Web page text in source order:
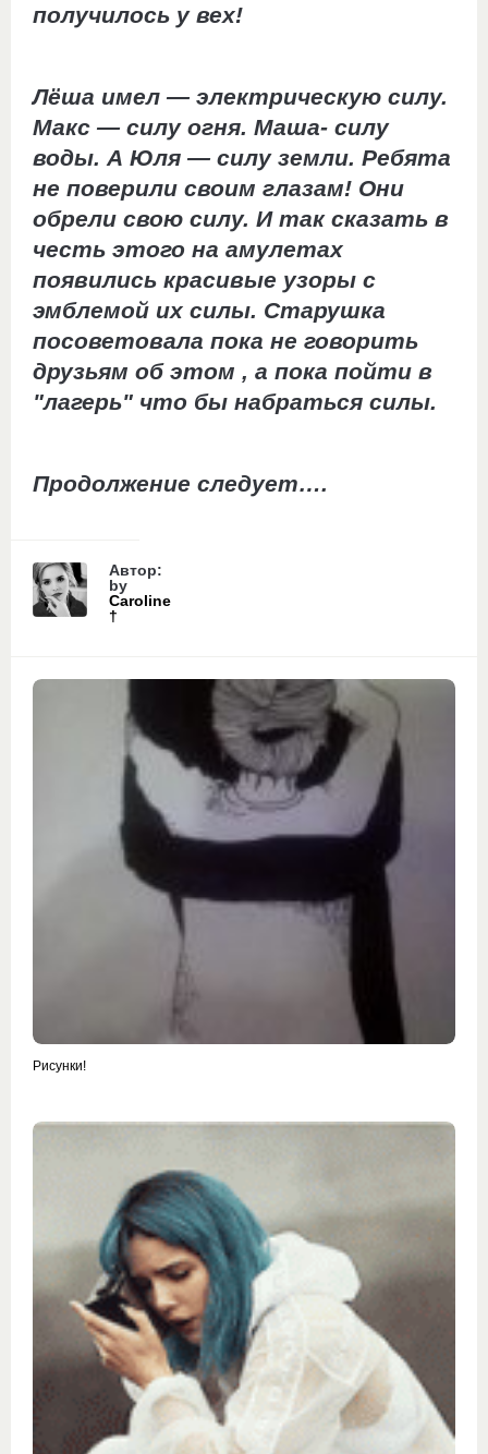
получилось у вех!
Лёша имел — электрическую силу.
Макс — силу огня. Маша- силу
воды. А Юля — силу земли. Ребята
не поверили своим глазам! Они
обрели свою силу. И так сказать в
честь этого на амулетах
появились красивые узоры с
эмблемой их силы. Старушка
посоветовала пока не говорить
друзьям об этом , а пока пойти в
"лагерь" что бы набраться силы.
Продолжение следует….
Автор:
by
Caroline
†
Рисунки!